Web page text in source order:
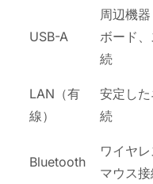
USB-A
周辺機
ボード
続
LAN（有
線）
安定し
続
Bluetooth
ワイヤ
マウス